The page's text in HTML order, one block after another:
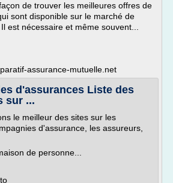
de trouver les meilleures offres de
sont disponible sur le marché de
est nécessaire et même souvent...
assurance-mutuelle.net
d'assurances Liste des
sur ...
le meilleur des sites sur les
d'assurance, les assureurs,
de personne...